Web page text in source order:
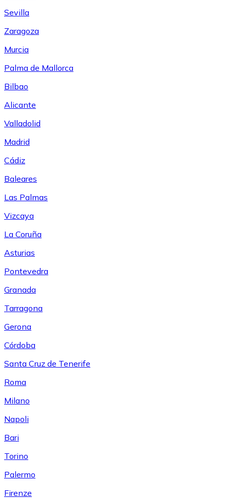
Sevilla
Zaragoza
Murcia
Palma de Mallorca
Bilbao
Alicante
Valladolid
Madrid
Cádiz
Baleares
Las Palmas
Vizcaya
La Coruña
Asturias
Pontevedra
Granada
Tarragona
Gerona
Córdoba
Santa Cruz de Tenerife
Roma
Milano
Napoli
Bari
Torino
Palermo
Firenze